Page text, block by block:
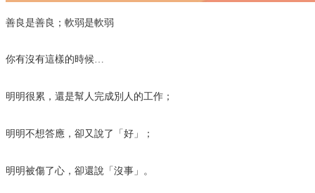
善良是善良；軟弱是軟弱
你有沒有這樣的時候…
明明很累，還是幫人完成別人的工作；
明明不想答應，卻又說了「好」；
明明被傷了心，卻還說「沒事」。